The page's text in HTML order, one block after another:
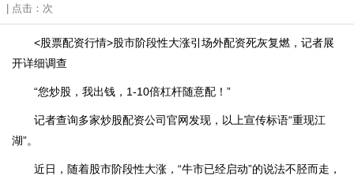
| 点击： 次
<股票配资行情>股市阶段性大涨引场外配资死灰复燃，记者展
开详细调查
“您炒股，我出钱，1-10倍杠杆随意配！”
记者查询多家炒股配资公司官网发现，以上宣传标语“重现江
湖”。
近日，随着股市阶段性大涨，“牛市已经启动”的说法不胫而走，